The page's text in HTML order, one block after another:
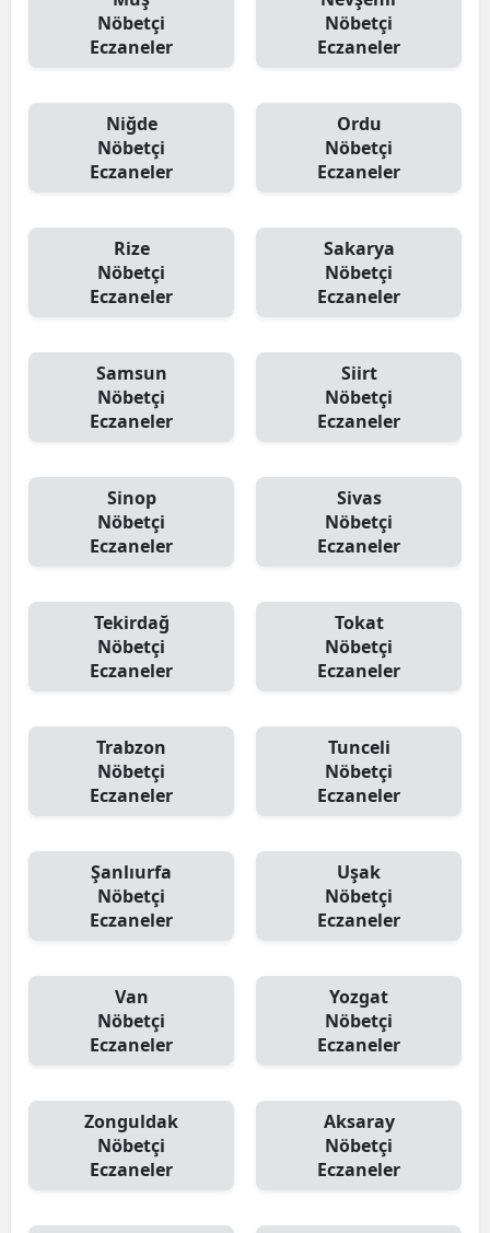
Nöbetçi
Eczaneler
Nöbetçi
Eczaneler
Niğde
Nöbetçi
Eczaneler
Ordu
Nöbetçi
Eczaneler
Rize
Nöbetçi
Eczaneler
Sakarya
Nöbetçi
Eczaneler
Samsun
Nöbetçi
Eczaneler
Siirt
Nöbetçi
Eczaneler
Sinop
Nöbetçi
Eczaneler
Sivas
Nöbetçi
Eczaneler
Tekirdağ
Nöbetçi
Eczaneler
Tokat
Nöbetçi
Eczaneler
Trabzon
Nöbetçi
Eczaneler
Tunceli
Nöbetçi
Eczaneler
Şanlıurfa
Nöbetçi
Eczaneler
Uşak
Nöbetçi
Eczaneler
Van
Nöbetçi
Eczaneler
Yozgat
Nöbetçi
Eczaneler
Zonguldak
Nöbetçi
Eczaneler
Aksaray
Nöbetçi
Eczaneler